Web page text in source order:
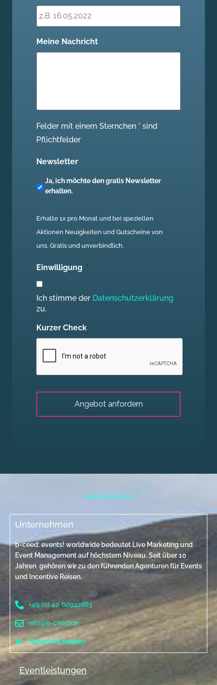
Meine Nachricht
Felder mit einem Sternchen * sind
Pflichtfelder
Newsletter
Ja, ich möchte den gratis Newsletter
erhalten.
Erhalte 1x pro Monat und bei speziellen
Aktionen Neuigkeiten und Gutscheine von
uns. Gratis und unverbindlich.
Einwilligung *
Ich stimme der Datenschutzerklärung
zu.
Kurzer Check
Unternehmen
b-ceed: events! worldwide bedeutet Live Marketing und
Event Management auf höchstem Niveau. Seit über 10
Jahren gehören wir zu den führenden Agenturen für Events
und Incentive Reisen.
+49 (0) 40 60942883
info@b-ceed.de
Nachricht senden
Eventleistungen